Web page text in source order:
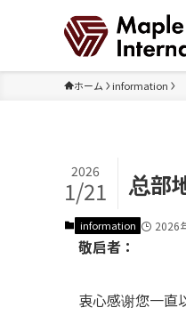
ホーム information
总部
2026
1/21
information 2026
敬启者：
衷心感谢您一直